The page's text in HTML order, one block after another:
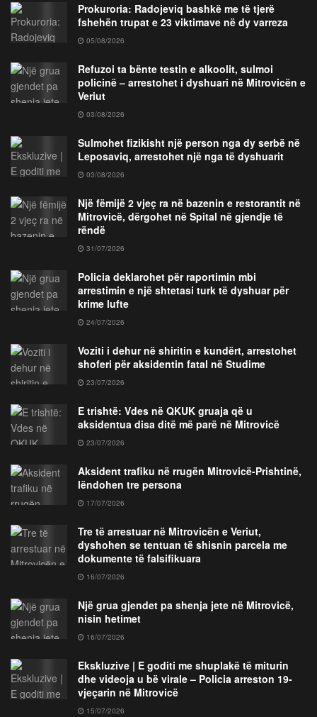
Prokuroria: Radojeviq bashkë me të tjerë
fshehën trupat e 23 viktimave në dy varreza
05/08/2026
Refuzoi ta bënte testin e alkoolit, sulmoi
policinë – arrestohet i dyshuari në Mitrovicën e
Veriut
03/08/2026
Sulmohet fizikisht një person nga dy serbë në
Leposaviq, arrestohet një nga të dyshuarit
03/08/2026
Një fëmijë 2 vjeç ra në bazenin e restorantit në
Mitrovicë, dërgohet në Spital në gjendje të
rëndë
31/07/2026
Policia deklarohet për raportimin mbi
arrestimin e një shtetasi turk të dyshuar për
krime lufte
24/07/2026
Voziti i dehur në shiritin e kundërt, arrestohet
shoferi për aksidentin fatal në Studime
23/07/2026
E trishtë: Vdes në QKUK gruaja që u
aksidentua disa ditë më parë në Mitrovicë
23/07/2026
Aksident trafiku në rrugën Mitrovicë-Prishtinë,
lëndohen tre persona
17/07/2026
Tre të arrestuar në Mitrovicën e Veriut,
dyshohen se tentuan të shisnin parcela me
dokumente të falsifikuara
16/07/2026
Një grua gjendet pa shenja jete në Mitrovicë,
nisin hetimet
16/07/2026
Ekskluzive | E goditi me shuplakë të miturin
dhe videoja u bë virale – Policia arreston 19-
vjeçarin në Mitrovicë
15/07/2026